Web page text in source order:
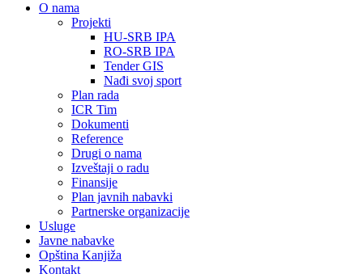
О nama
Projekti
HU-SRB IPA
RO-SRB IPA
Tender GIS
Nađi svoj sport
Plan rada
ICR Tim
Dokumenti
Reference
Drugi o nama
Izveštaji o radu
Finansije
Plan javnih nabavki
Partnerske organizacije
Usluge
Javne nabavke
Opština Kanjiža
Kontakt